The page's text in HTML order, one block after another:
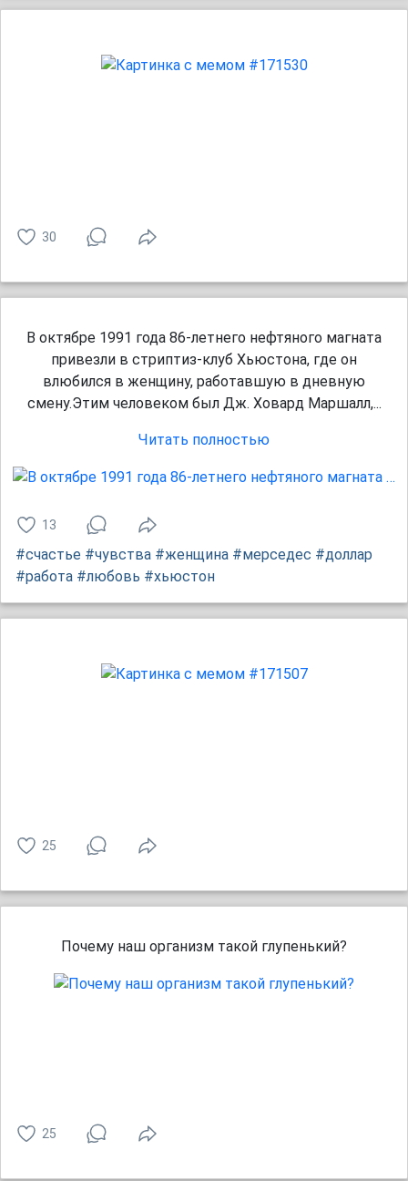
30
В октябре 1991 года 86-летнего нефтяного магната
привезли в стриптиз-клуб Хьюстона, где он
влюбился в женщину, работавшую в дневную
смену.Этим человеком был Дж. Ховард Маршалл,...
Читать полностью
13
#счастье #чувства #женщина #мерседес #доллар
#работа #любовь #хьюстон
25
Почему наш организм такой глупенький?
25